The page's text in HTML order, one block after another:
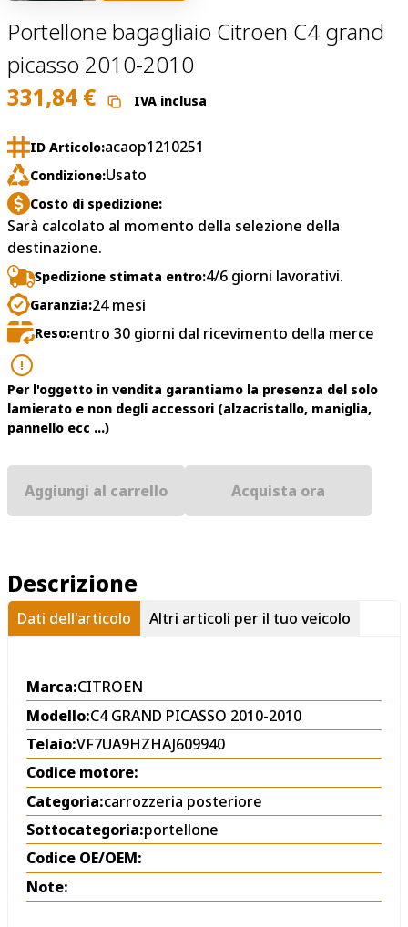
Portellone bagagliaio Citroen C4 grand
picasso 2010-2010
331,84 € IVA inclusa
ID Articolo:acaop1210251
Condizione:Usato
Costo di spedizione:
Sarà calcolato al momento della selezione della
destinazione.
Spedizione stimata entro:4/6 giorni lavorativi.
Garanzia:24 mesi
Reso:entro 30 giorni dal ricevimento della merce
Per l'oggetto in vendita garantiamo la presenza del solo
lamierato e non degli accessori (alzacristallo, maniglia,
pannello ecc ...)
Aggiungi al carrello Acquista ora
Descrizione
Dati dell'articolo Altri articoli per il tuo veicolo
Marca:CITROEN
Modello:C4 GRAND PICASSO 2010-2010
Telaio:VF7UA9HZHAJ609940
Codice motore:
Categoria:carrozzeria posteriore
Sottocategoria:portellone
Codice OE/OEM:
Note: